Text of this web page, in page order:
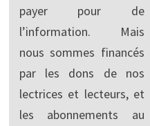
payer pour de
l’information. Mais
nous sommes financés
par les dons de nos
lectrices et lecteurs, et
les abonnements au